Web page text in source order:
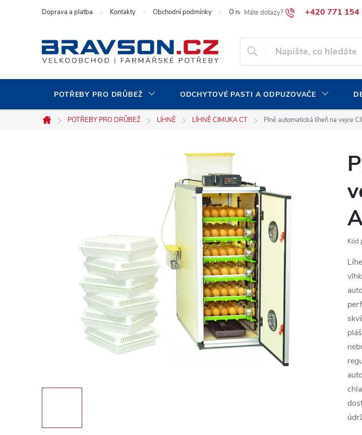
+420 771 154
Doprava a platba Kontakty Obchodní podmínky O naší společnosti Blog Volná
POTŘEBY PRO DRŮBEŽ ODCHYTOVÉ PASTI A ODPUZOVAČE
Domů
POTŘEBY PRO DRŮBEŽ LÍHNĚ LÍHNĚ CIMUKA CT Plně automatická líheň na vejce
Kód